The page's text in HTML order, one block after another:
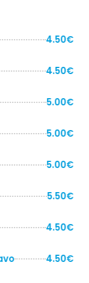
4.50€
4.50€
5.00€
5.00€
5.00€
5.50€
4.50€
4.50€